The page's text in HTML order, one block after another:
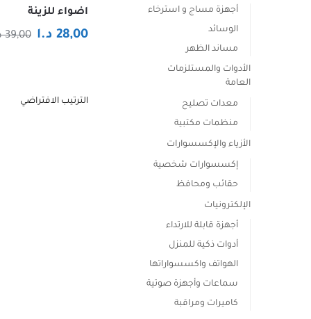
اضواء للزينة
39,00 28,00 د.ا
من
أجهزة مساج و استرخاء
الوسائد
مساند الظهر
الأدوات والمستلزمات
العامة
معدات تصليح
منظمات مكتبية
الأزياء والإكسسوارات
إكسسوارات شخصية
حقائب ومحافظ
الإلكترونيات
أجهزة قابلة للارتداء
أدوات ذكية للمنزل
الهواتف واكسسواراتها
سماعات وأجهزة صوتية
كاميرات ومراقبة